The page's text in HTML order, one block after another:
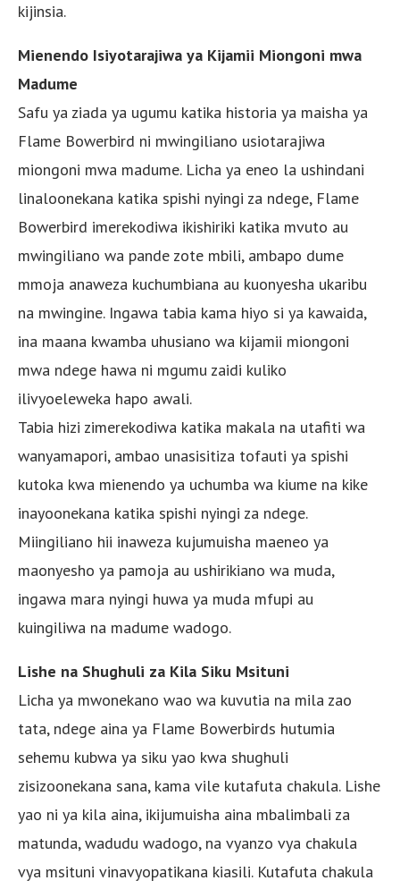
kijinsia.
Mienendo Isiyotarajiwa ya Kijamii Miongoni mwa
Madume
Safu ya ziada ya ugumu katika historia ya maisha ya
Flame Bowerbird ni mwingiliano usiotarajiwa
miongoni mwa madume. Licha ya eneo la ushindani
linaloonekana katika spishi nyingi za ndege, Flame
Bowerbird imerekodiwa ikishiriki katika mvuto au
mwingiliano wa pande zote mbili, ambapo dume
mmoja anaweza kuchumbiana au kuonyesha ukaribu
na mwingine. Ingawa tabia kama hiyo si ya kawaida,
ina maana kwamba uhusiano wa kijamii miongoni
mwa ndege hawa ni mgumu zaidi kuliko
ilivyoeleweka hapo awali.
Tabia hizi zimerekodiwa katika makala na utafiti wa
wanyamapori, ambao unasisitiza tofauti ya spishi
kutoka kwa mienendo ya uchumba wa kiume na kike
inayoonekana katika spishi nyingi za ndege.
Miingiliano hii inaweza kujumuisha maeneo ya
maonyesho ya pamoja au ushirikiano wa muda,
ingawa mara nyingi huwa ya muda mfupi au
kuingiliwa na madume wadogo.
Lishe na Shughuli za Kila Siku Msituni
Licha ya mwonekano wao wa kuvutia na mila zao
tata, ndege aina ya Flame Bowerbirds hutumia
sehemu kubwa ya siku yao kwa shughuli
zisizoonekana sana, kama vile kutafuta chakula. Lishe
yao ni ya kila aina, ikijumuisha aina mbalimbali za
matunda, wadudu wadogo, na vyanzo vya chakula
vya msituni vinavyopatikana kiasili. Kutafuta chakula